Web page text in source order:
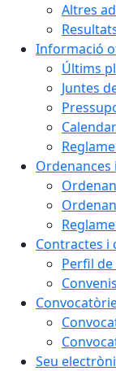
Altres
Informació
Últims
Juntes
Contractes i
Perfil
Seu